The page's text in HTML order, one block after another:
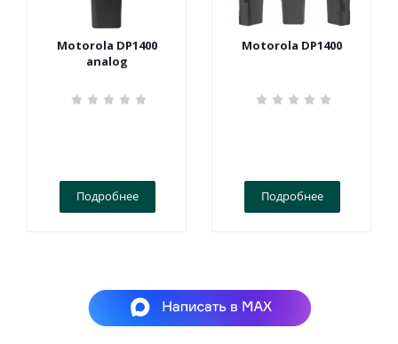
Motorola DP1400
analog
Подробнее
Motorola DP1400
Подробнее